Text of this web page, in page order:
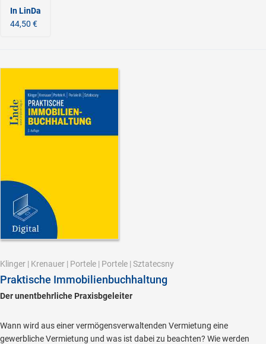
In LinDa
44,50 €
Klinger | Krenauer | Portele | Portele | Sztatecsny
Praktische Immobilienbuchhaltung
Der unentbehrliche Praxisbgeleiter
Wann wird aus einer vermögensverwaltenden Vermietung eine
gewerbliche Vermietung und was ist dabei zu beachten? Wie werden